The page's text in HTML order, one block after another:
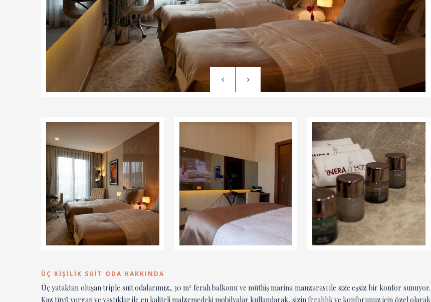
ÜÇ KIŞILIK SUIT ODA HAKKINDA
Üç yataktan oluşan triple suit odalarımız, 30 m² ferah balkonu ve müthiş marina manzarası ile size eşsiz bir konfor sunuyor.
Kaz tüyü yorgan ve yastıklar ile en kaliteli malzemedeki mobilyalar kullanılarak, sizin ferahlık ve konforunuz için özel olarak